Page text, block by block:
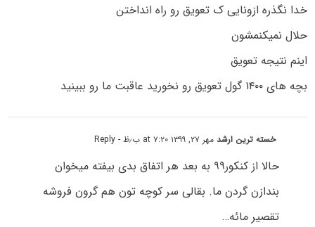
خدا نگذره ازونایی ک تعویق رو راه انداختن
حلال نمیکنمشون
اینم نتیجه تعویق
بچه های ۱۴۰۰ گول تعویق رو نخورید عاقبت ما رو ببینید
خسته ترین ارشدمهر ۲۷, ۱۳۹۹ at ۷:۲۰ ب٫ظ - Reply
حالا از کنکور۹۹ به بعد هر اتفاق بدی بیفته میخوان
بندازن گردن ما. بقالی سر کوچه تون هم گرون فروشه
تقصیر مائه…